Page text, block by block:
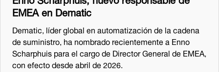
EMEA en Dematic
Dematic, líder global en automatización de la cadena
de suministro, ha nombrado recientemente a Enno
Scharphuis para el cargo de Director General de EMEA,
con efecto desde abril de 2026.